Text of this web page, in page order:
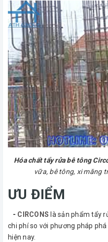
Hóa chất tẩy rửa bê tông
vữa, bê tông, xi măng
ƯU ĐIỂM
- CIRCONS là sản phẩm tẩy
chi phí so với phương pháp
hiện nay.